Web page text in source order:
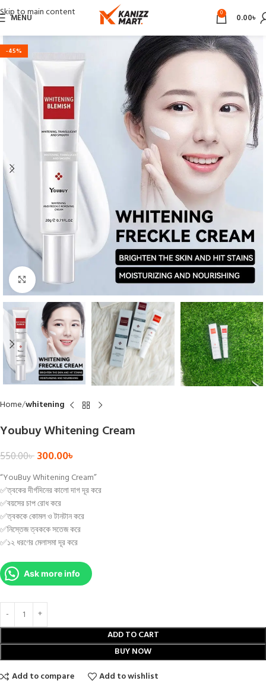
Skip to main content
MENU 0 0.00৳
-45%
Click to enlarge
Home whitening
Youbuy Whitening Cream
550.00৳300.00৳
“YouBuy Whitening Cream”
✅ত্বকের দীর্গদিনের কালো দাগ দূর করে
✅বয়সের চাপ রোধ করে
✅ত্বককে কোমল ও টানটান করে
✅নিস্তেজ ত্বককে সতেজ করে
✅১২ ধরণের মেলাসমা দূর করে
Ask more info
ADD TO CART
BUY NOW
Add to compare
Add to wishlist